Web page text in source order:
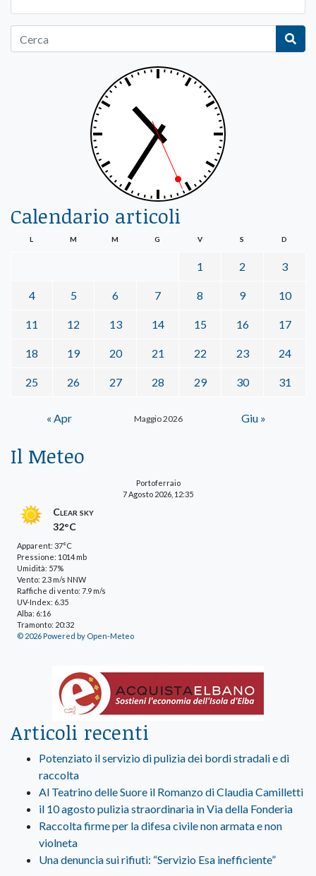
Calendario articoli
Maggio 2026
L M M G V S D
1 2 3
4 5 6 7 8 9 10
11 12 13 14 15 16 17
18 19 20 21 22 23 24
25 26 27 28 29 30 31
« Apr Giu »
Il Meteo
Portoferraio
7 Agosto 2026, 12:35
Clear sky
32°C
Apparent: 37°C
Pressione: 1014 mb
Umidità: 57%
Vento: 2.3 m/s NNW
Raffiche di vento: 7.9 m/s
UV-Index: 6.35
Alba: 6:16
Tramonto: 20:32
© 2026 Powered by Open-Meteo
Articoli recenti
Potenziato il servizio di pulizia dei bordi stradali e di
raccolta
Al Teatrino delle Suore il Romanzo di Claudia Camilletti
il 10 agosto pulizia straordinaria in Via della Fonderia
Raccolta firme per la difesa civile non armata e non
violneta
Una denuncia sui rifiuti: “Servizio Esa inefficiente”